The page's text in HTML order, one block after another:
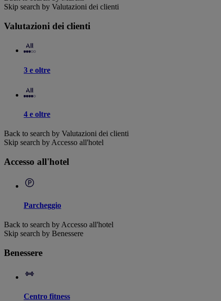
Skip search by Valutazioni dei clienti
Valutazioni dei clienti
3 e oltre
4 e oltre
Back to search by Valutazioni dei clienti
Skip search by Accesso all'hotel
Accesso all'hotel
Parcheggio
Back to search by Accesso all'hotel
Skip search by Benessere
Benessere
Centro fitness